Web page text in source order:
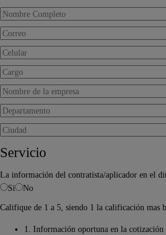
Servicio
La información del contratista/aplicador en el
Si
No
Califique de 1 a 5, siendo 1 la calificación mas
1. Información oportuna en la